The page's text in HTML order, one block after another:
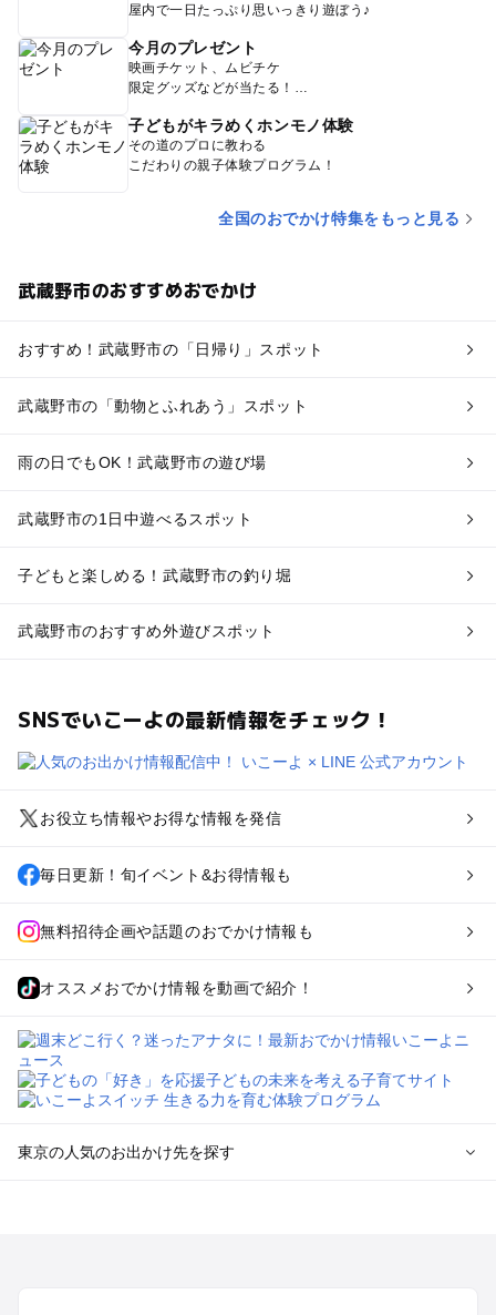
屋内で一日たっぷり思いっきり遊ぼう♪
今月のプレゼント
映画チケット、ムビチケ
限定グッズなどが当たる！
子どもがキラめくホンモノ体験
その道のプロに教わる
こだわりの親子体験プログラム！
全国のおでかけ特集をもっと見る
武蔵野市のおすすめおでかけ
おすすめ！武蔵野市の「日帰り」スポット
武蔵野市の「動物とふれあう」スポット
雨の日でもOK！武蔵野市の遊び場
武蔵野市の1日中遊べるスポット
子どもと楽しめる！武蔵野市の釣り堀
武蔵野市のおすすめ外遊びスポット
SNSでいこーよの最新情報をチェック！
お役立ち情報やお得な情報を発信
毎日更新！旬イベント&お得情報も
無料招待企画や話題のおでかけ情報も
オススメおでかけ情報を動画で紹介！
東京の人気のお出かけ先を探す